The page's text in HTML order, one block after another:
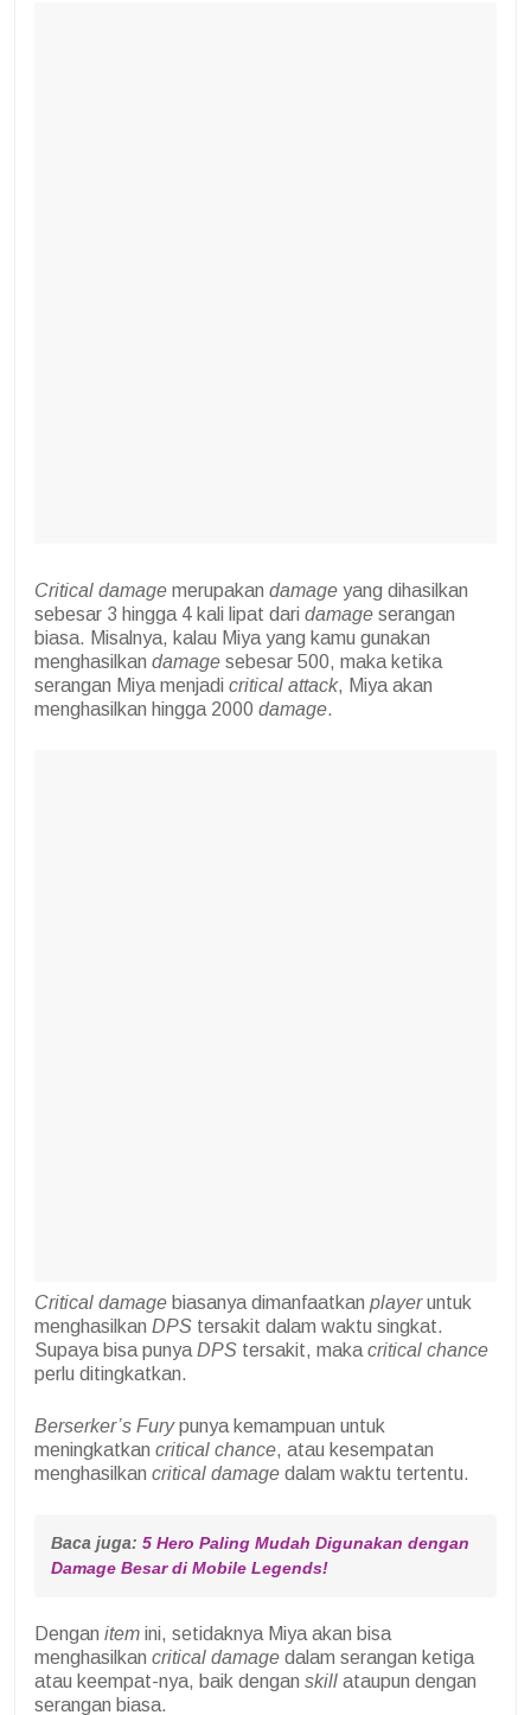
Critical damage merupakan damage yang dihasilkan
sebesar 3 hingga 4 kali lipat dari damage serangan
biasa. Misalnya, kalau Miya yang kamu gunakan
menghasilkan damage sebesar 500, maka ketika
serangan Miya menjadi critical attack, Miya akan
menghasilkan hingga 2000 damage.
Critical damage biasanya dimanfaatkan playeruntuk
menghasilkan DPS tersakit dalam waktu singkat.
Supaya bisa punya DPS tersakit, maka critical chance
perlu ditingkatkan.
Berserker’s Furypunya kemampuan untuk
meningkatkan critical chance, atau kesempatan
menghasilkan critical damage dalam waktu tertentu.
Baca juga: 5 Hero Paling Mudah Digunakan dengan
Damage Besar di Mobile Legends!
Dengan item ini, setidaknya Miya akan bisa
menghasilkan critical damage dalam serangan ketiga
atau keempat-nya, baik dengan skill ataupun dengan
serangan biasa.